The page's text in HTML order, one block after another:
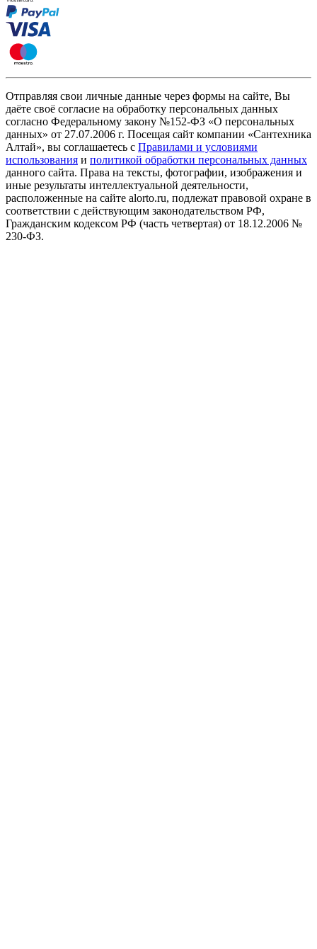
Отправляя свои личные данные через формы на сайте, Вы
даёте своё согласие на обработку персональных данных
согласно Федеральному закону №152-ФЗ «О персональных
данных» от 27.07.2006 г. Посещая сайт компании «Cантехника
Алтай», вы соглашаетесь с Правилами и условиями
использования и политикой обработки персональных данных
данного сайта. Права на тексты, фотографии, изображения и
иные результаты интеллектуальной деятельности,
расположенные на сайте alorto.ru, подлежат правовой охране в
соответствии с действующим законодательством РФ,
Гражданским кодексом РФ (часть четвертая) от 18.12.2006 №
230-ФЗ.